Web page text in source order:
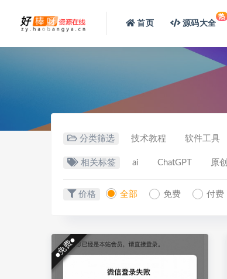
首页 源码大全
热
分类筛选 技术教程 软件工具
相关标签 ai ChatGPT 原创
价格 全部 免费 付费
●免费●